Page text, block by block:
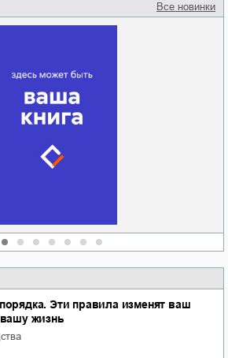
Все новинки
Эти правила изменят ваш
жизнь